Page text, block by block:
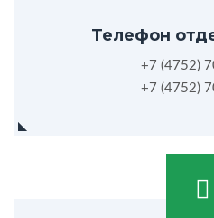
Телефон
+7 (4752)
+7 (4752)